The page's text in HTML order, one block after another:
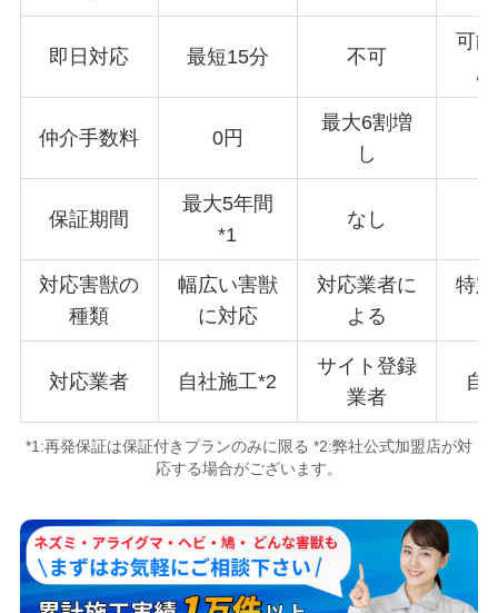
即日対応 最短15分 不可
可
仲介手数料 0円
最大6割増
し
保証期間
最大5年間
*1
なし
対応害獣の
種類
幅広い害獣
に対応
対応業者に
よる
特
対応業者 自社施工*2
サイト登録
業者
自
*1:再発保証は保証付きプランのみに限る *2:弊社公式加盟店が対
応する場合がございます。